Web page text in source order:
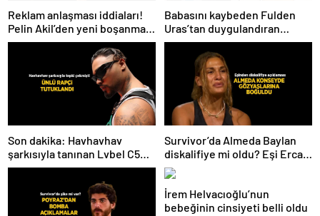
Reklam anlaşması iddiaları!
Pelin Akil’den yeni boşanma
açıklaması
Babasını kaybeden Fulden
Uras’tan duygulandıran
paylaşım! ‘Nurlarda uyu’
Son dakika: Havhavhav
şarkısıyla tanınan Lvbel C5
tutuklandı
Survivor’da Almeda Baylan
diskalifiye mi oldu? Eşi Ercan
Baylan Instagram’dan açıkladı
İrem Helvacıoğlu’nun
bebeğinin cinsiyeti belli oldu